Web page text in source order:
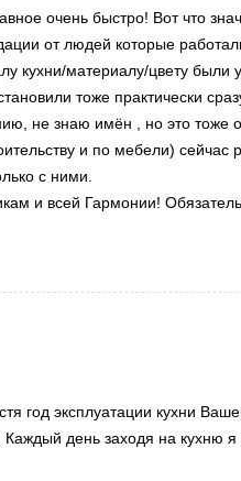
очень быстро! Вот что
от людей которые
кухни/материалу/цвету были
тоже практически
не знаю имён , но это тоже
и по мебели) сейчас
с ними.
и всей Гармонии!
год эксплуатации кухни
день заходя на кухню